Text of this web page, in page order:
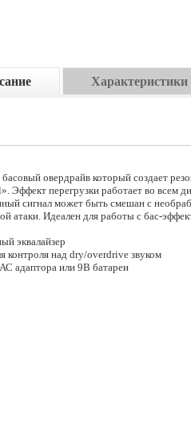
Характеристики
овердрайв который создает
Эффект перегрузки работает во всем
сигнал может быть смешан с
атаки. Идеален для работы с бас-
эквалайзер
контроля над dry/overdrive звуком
адаптора или 9В батареи